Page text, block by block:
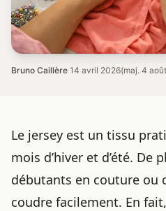
Bruno Caillère·14 avril 2026(maj. 4
Le jersey est un tissu
mois d’hiver et d’été. De
débutants en couture ou
coudre facilement. En